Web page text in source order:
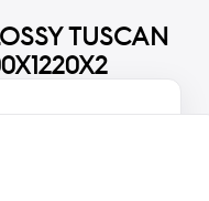
TUSCAN